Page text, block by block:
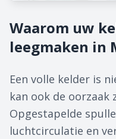
Waarom uw
leegmaken in
Een volle kelder is
kan ook de oorzaak
Opgestapelde
luchtcirculatie en